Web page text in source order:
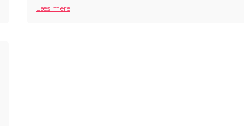
Læs mere